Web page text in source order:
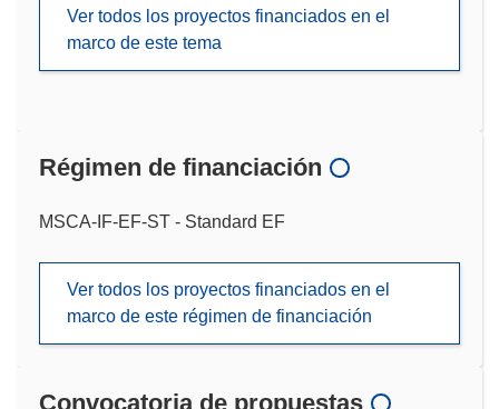
Ver todos los proyectos financiados en el
marco de este tema
Régimen de financiación
MSCA-IF-EF-ST - Standard EF
Ver todos los proyectos financiados en el
marco de este régimen de financiación
Convocatoria de propuestas